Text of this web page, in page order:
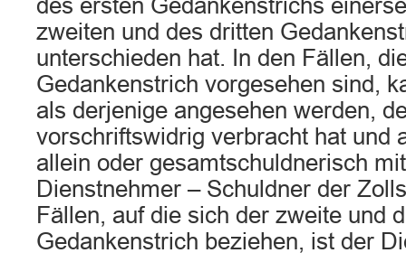
des ersten Gedankenstrichs
zweiten und des dritten
unterschieden hat. In den Fällen,
Gedankenstrich vorgesehen sind,
als derjenige angesehen werden,
vorschriftswidrig verbracht hat und
allein oder gesamtschuldnerisch
Dienstnehmer – Schuldner der
Fällen, auf die sich der zweite und
Gedankenstrich beziehen, ist der